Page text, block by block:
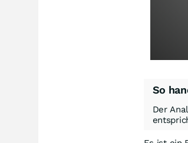
So
Der